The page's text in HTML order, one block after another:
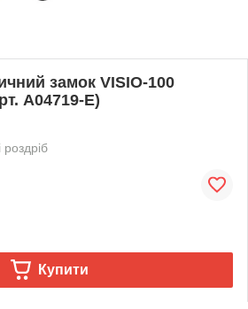
замок VISIO-100
A04719-E)
роздріб
Купити